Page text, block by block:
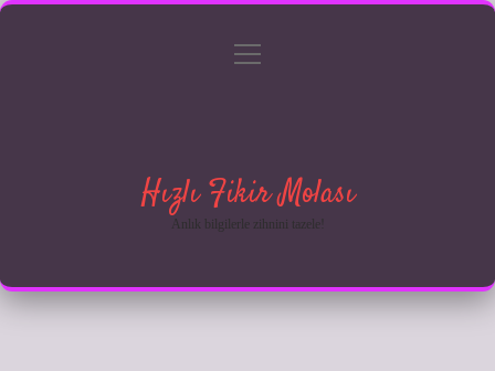
Gizlilik Politikası
menüyü
Hızlı Fikir Molası
Anlık bilgilerle zihnini tazele!